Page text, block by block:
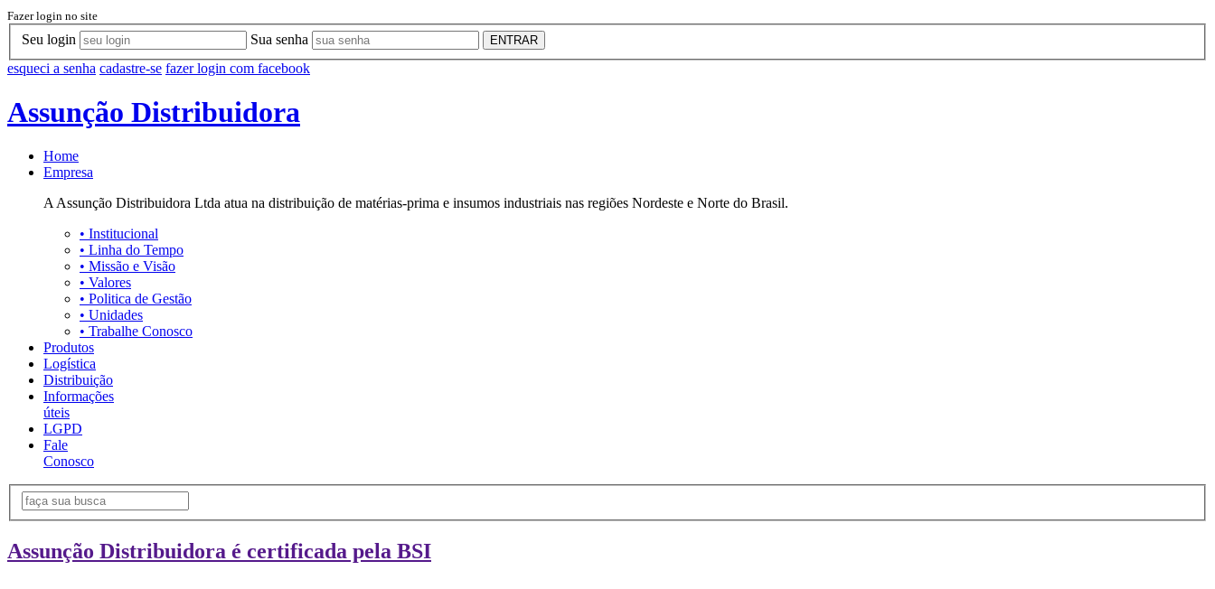
Fazer login no site
Seu login Sua senha ENTRAR
esqueci a senha cadastre-se fazer login com facebook
Assunção Distribuidora
Home
Empresa
A Assunção Distribuidora Ltda atua na distribuição de matérias-prima e insumos industriais nas regiões Nordeste e Norte do Brasil.
• Institucional
• Linha do Tempo
• Missão e Visão
• Valores
• Politica de Gestão
• Unidades
• Trabalhe Conosco
Produtos
Logística
Distribuição
Informações
úteis
LGPD
Fale
Conosco
Assunção Distribuidora é certificada pela BSI